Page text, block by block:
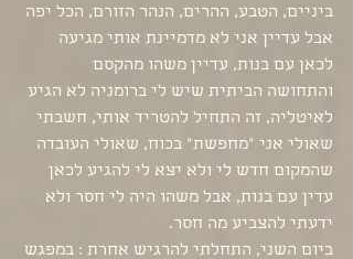
ביניים, הטבע, ההרים, הנהר הזורם, הכל יפה
אבל עדיין אני לא מדמיינת אותי מגיעה
לכאן עם בנות, עדיין משהו מהקסם
והתחושה הביתית שיש לי ברומניה לא הגיע
לאיטליה, זה התחיל להטריד אותי, חשבתי
שאולי אני "מחפשת" בכוח, שאולי העובדה
שהמקום חדש לי ולא יצא לי להגיע לכאן
עדין עם בנות, אבל משהו היה לי חסר ולא
ידעתי להצביע מה חסר.
ביום השני, התחלתי להרגיש אחרת : במפגש